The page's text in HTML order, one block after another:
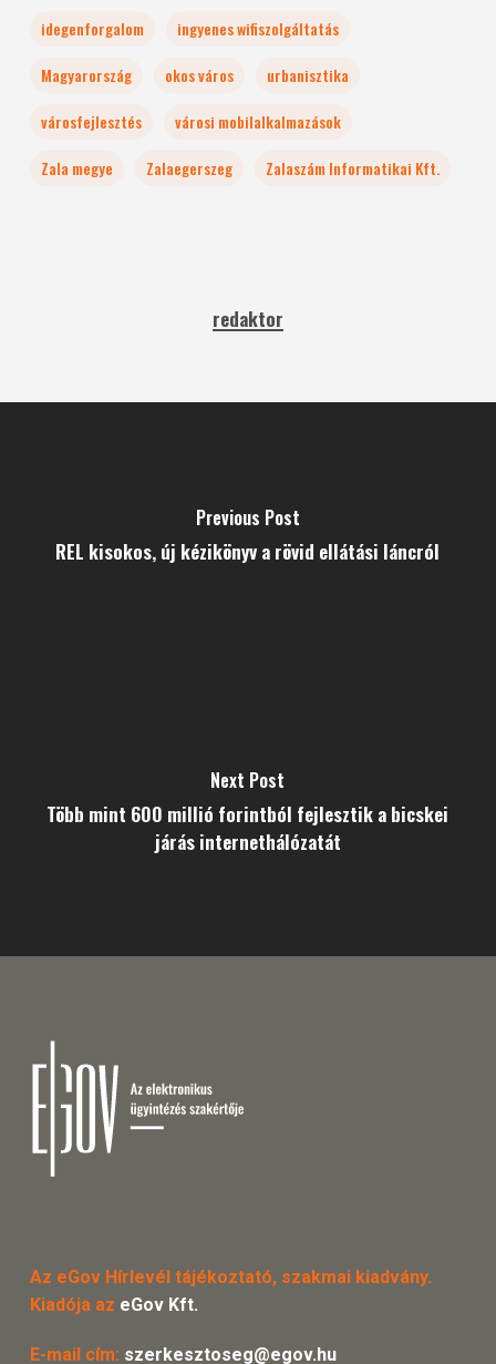
idegenforgalom
ingyenes wifiszolgáltatás
Magyarország
okos város
urbanisztika
városfejlesztés
városi mobilalkalmazások
Zala megye
Zalaegerszeg Zalaszám Informatikai Kft.
redaktor
Previous Post
REL kisokos, új kézikönyv a rövid ellátási láncról
Next Post
Több mint 600 millió forintból fejlesztik a bicskei
járás internethálózatát
Az eGov Hírlevél tájékoztató, szakmai kiadvány.
Kiadója az eGov Kft.
E-mail cím: szerkesztoseg@egov.hu